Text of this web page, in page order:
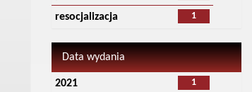
1
resocjalizacja
Data wydania
1
2021